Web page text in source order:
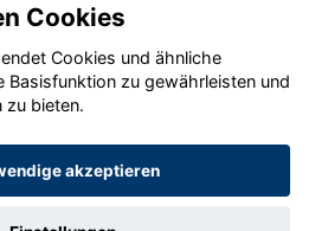
GmbH 2020 - 2026
Cookies
Cookies und ähnliche
Basisfunktion zu gewährleisten und
zu bieten.
akzeptieren